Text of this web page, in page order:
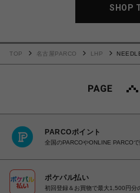
SHOP
TOP 名古屋PARCO LHP
PARCOポイント
全国のPARCOやONLINE PARCO
ポケパル払い
初回登録＆お買物で最大1,500円分